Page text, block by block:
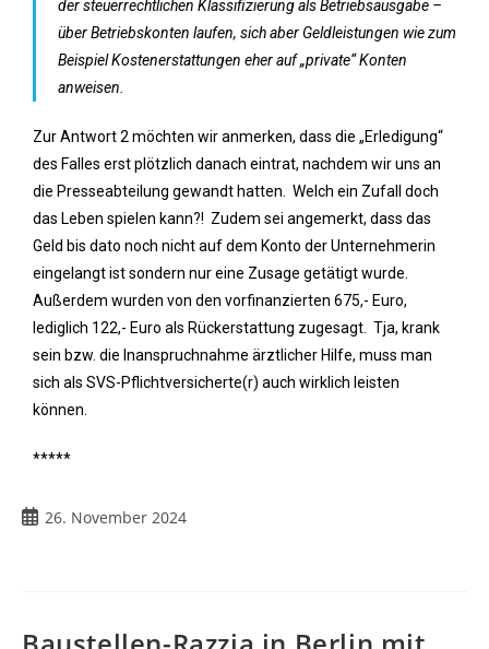
der steuerrechtlichen Klassifizierung als Betriebsausgabe –
über Betriebskonten laufen, sich aber Geldleistungen wie zum
Beispiel Kostenerstattungen eher auf „private“ Konten
anweisen.
Zur Antwort 2 möchten wir anmerken, dass die „Erledigung“
des Falles erst plötzlich danach eintrat, nachdem wir uns an
die Presseabteilung gewandt hatten. Welch ein Zufall doch
das Leben spielen kann?! Zudem sei angemerkt, dass das
Geld bis dato noch nicht auf dem Konto der Unternehmerin
eingelangt ist sondern nur eine Zusage getätigt wurde.
Außerdem wurden von den vorfinanzierten 675,- Euro,
lediglich 122,- Euro als Rückerstattung zugesagt. Tja, krank
sein bzw. die Inanspruchnahme ärztlicher Hilfe, muss man
sich als SVS-Pflichtversicherte(r) auch wirklich leisten
können.
*****
26. November 2024